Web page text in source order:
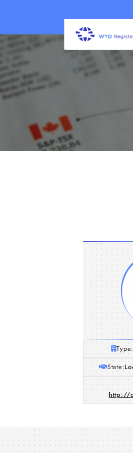
Type:
State:
http://